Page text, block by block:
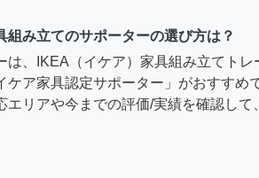
組み立てのサポーターの選び方は？
は、IKEA（イケア）家具組み立てトレ
ケア家具認定サポーター」がおすすめ
エリアや今までの評価/実績を確認して